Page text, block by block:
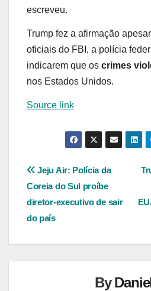
escreveu.
Trump fez a afirmação
oficiais do FBI, a polícia
indicarem que os crimes
nos Estados Unidos.
Source link
Navegação
de
Post
Jeju Air: Polícia da
Coreia do Sul proíbe
diretor-executivo de sair
do país
By